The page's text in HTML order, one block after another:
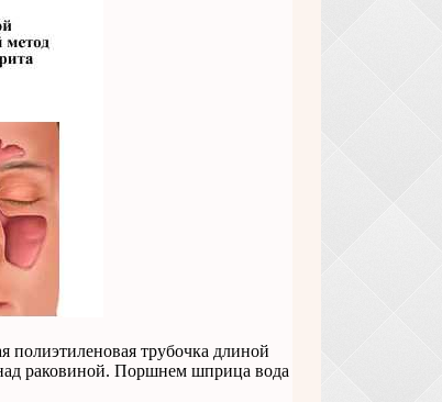
полиэтиленовая трубочка длиной
над раковиной. Поршнем шприца вода